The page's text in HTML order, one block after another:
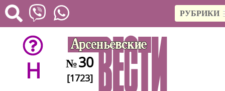
РУБРИКИ
H №30
[1723]